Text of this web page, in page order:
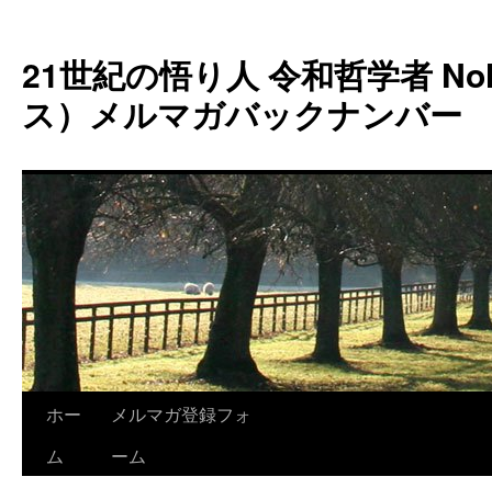
テ
ン
ツ
へ
キ
ッ
プ
21世紀の悟り人 令和哲学者
ス）メルマガバックナンバー
ホー
ム
メルマガ登録フォ
ーム